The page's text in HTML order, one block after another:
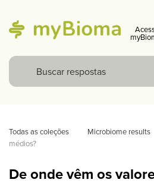
Todas as coleções Microbiome results
médios?
De onde vêm os